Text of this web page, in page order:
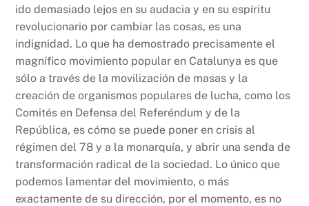
ido demasiado lejos en su audacia y en su espíritu
revolucionario por cambiar las cosas, es una
indignidad. Lo que ha demostrado precisamente el
magnífico movimiento popular en Catalunya es que
sólo a través de la movilización de masas y la
creación de organismos populares de lucha, como los
Comités en Defensa del Referéndum y de la
República, es cómo se puede poner en crisis al
régimen del 78 y a la monarquía, y abrir una senda de
transformación radical de la sociedad. Lo único que
podemos lamentar del movimiento, o más
exactamente de su dirección, por el momento, es no